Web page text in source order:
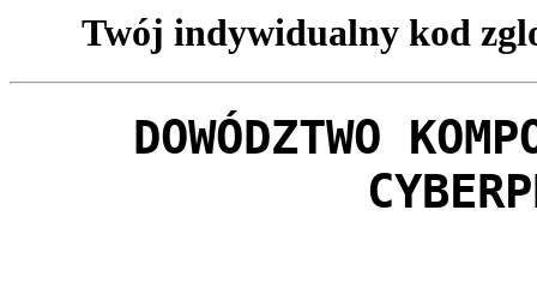
Twój indywidualny kod
DOWÓDZTWO